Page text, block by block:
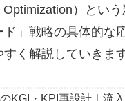
）とい
」戦略の具体的な
く解説していきます